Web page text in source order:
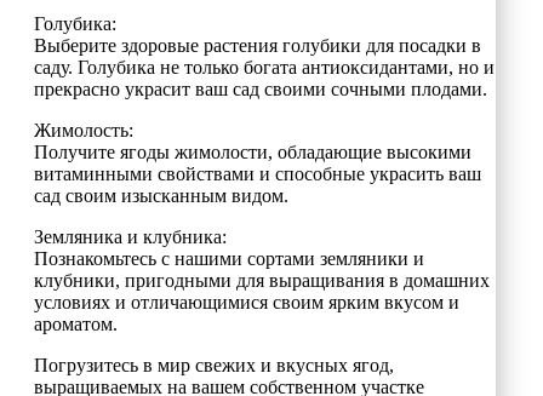
Голубика:
Выберите здоровые растения голубики для посадки в
саду. Голубика не только богата антиоксидантами, но и
прекрасно украсит ваш сад своими сочными плодами.
Жимолость:
Получите ягоды жимолости, обладающие высокими
витаминными свойствами и способные украсить ваш
сад своим изысканным видом.
Земляника и клубника:
Познакомьтесь с нашими сортами земляники и
клубники, пригодными для выращивания в домашних
условиях и отличающимися своим ярким вкусом и
ароматом.
Погрузитесь в мир свежих и вкусных ягод,
выращиваемых на вашем собственном участке